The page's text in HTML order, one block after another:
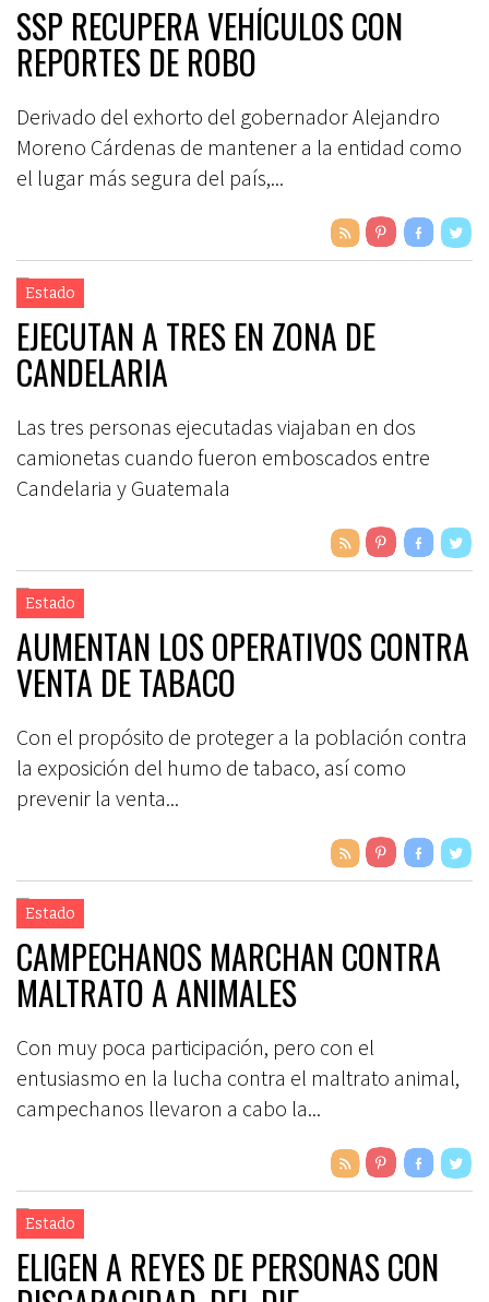
SSP RECUPERA VEHÍCULOS CON
REPORTES DE ROBO
Derivado del exhorto del gobernador Alejandro
Moreno Cárdenas de mantener a la entidad como
el lugar más segura del país,...
Estado
EJECUTAN A TRES EN ZONA DE
CANDELARIA
Las tres personas ejecutadas viajaban en dos
camionetas cuando fueron emboscados entre
Candelaria y Guatemala
Estado
AUMENTAN LOS OPERATIVOS CONTRA
VENTA DE TABACO
Con el propósito de proteger a la población contra
la exposición del humo de tabaco, así como
prevenir la venta...
Estado
CAMPECHANOS MARCHAN CONTRA
MALTRATO A ANIMALES
Con muy poca participación, pero con el
entusiasmo en la lucha contra el maltrato animal,
campechanos llevaron a cabo la...
Estado
ELIGEN A REYES DE PERSONAS CON